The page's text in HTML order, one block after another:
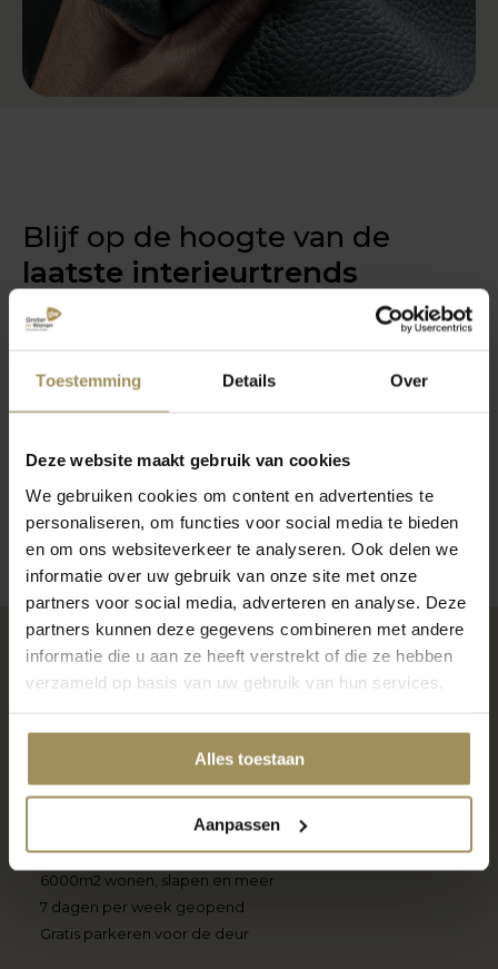
Toestemming Details Over
Deze website maakt gebruik van cookies
We gebruiken cookies om content en advertenties te
personaliseren, om functies voor social media te bieden
en om ons websiteverkeer te analyseren. Ook delen we
informatie over uw gebruik van onze site met onze
partners voor social media, adverteren en analyse. Deze
partners kunnen deze gegevens combineren met andere
informatie die u aan ze heeft verstrekt of die ze hebben
verzameld op basis van uw gebruik van hun services.
Alles toestaan
Aanpassen
Blijf op de hoogte van de
laatste interieurtrends
Volg ons
Kom shoppen in één
van onze woonwinkels
Locatie Maastricht
6000m2 wonen, slapen en meer
7 dagen per week geopend
Gratis parkeren voor de deur